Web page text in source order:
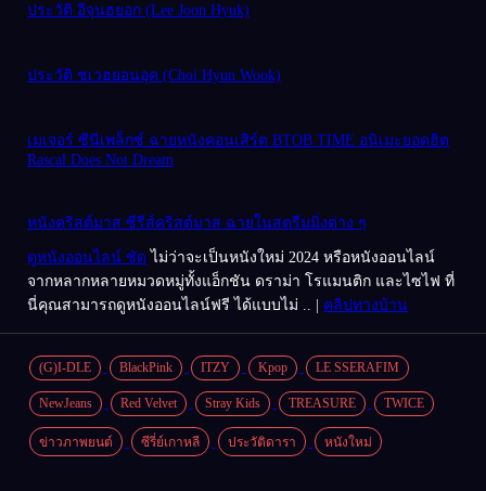
ประวัติ อีจุนฮยอก (Lee Joon Hyuk)
ประวัติ ชเวฮยอนอุค (Choi Hyun Wook)
เมเจอร์ ซีนีเพล็กซ์ ฉายหนังคอนเสิร์ต BTOB TIME อนิเมะยอดฮิต
Rascal Does Not Dream
หนังคริสต์มาส ซีรีส์คริสต์มาส ฉายในสตรีมมิ่งต่าง ๆ
ดูหนังออนไลน์ ชัด ไม่ว่าจะเป็นหนังใหม่ 2024 หรือหนังออนไลน์
จากหลากหลายหมวดหมู่ทั้งแอ็กชัน ดราม่า โรแมนติก และไซไฟ ที่
นี่คุณสามารถดูหนังออนไลน์ฟรี ได้แบบไม่ .. | คลิปทางบ้าน
(G)I-DLE BlackPink ITZY Kpop LE SSERAFIM
NewJeans Red Velvet Stray Kids TREASURE TWICE
ข่าวภาพยนต์ ซีรี่ย์เกาหลี ประวัติดารา หนังใหม่